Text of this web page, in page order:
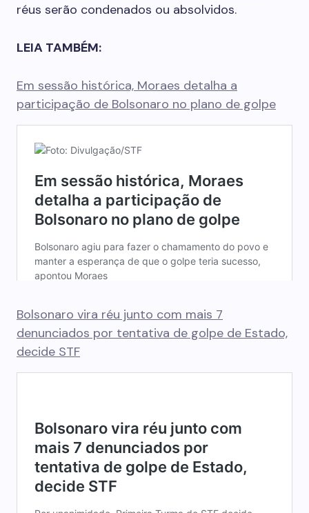
réus serão condenados ou absolvidos.
LEIA TAMBÉM:
Em sessão histórica, Moraes detalha a
participação de Bolsonaro no plano de golpe
Bolsonaro vira réu junto com mais 7
denunciados por tentativa de golpe de Estado,
decide STF